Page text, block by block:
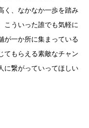
く、なかなか一歩を踏み
こういった誰でも気軽に
が一か所に集まっている
てもらえる素敵なチャン
に繋がっていってほしい